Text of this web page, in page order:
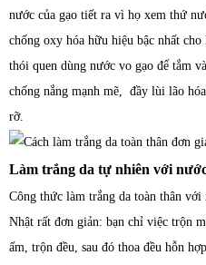
nước của gạo tiết ra vì họ xem thứ
chống oxy hóa hữu hiệu bậc nhất
thói quen dùng nước vo gạo để tắm
chống nắng mạnh mẽ, đầy lùi lão
rỡ.
Làm trắng da tự nhiên với
Công thức làm trắng da toàn thân
Nhật rất đơn giản: bạn chỉ việc trộn
ấm, trộn đều, sau đó thoa đều hỗn